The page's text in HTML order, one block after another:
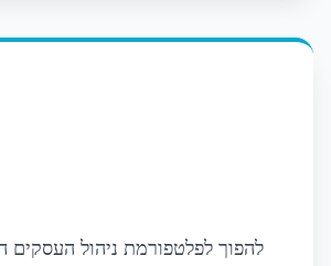
להפוך לפלטפורמת ניהול העסקים